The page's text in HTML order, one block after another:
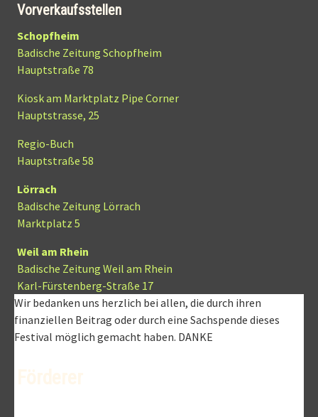
Vorverkaufsstellen
Schopfheim
Badische Zeitung Schopfheim
Hauptstraße 78
Kiosk am Marktplatz Pipe Corner
Hauptstrasse, 25
Regio-Buch
Hauptstraße 58
Lörrach
Badische Zeitung Lörrach
Marktplatz 5
Weil am Rhein
Badische Zeitung Weil am Rhein
Karl-Fürstenberg-Straße 17
Wir bedanken uns herzlich bei allen, die durch ihren
finanziellen Beitrag oder durch eine Sachspende dieses
Festival möglich gemacht haben. DANKE